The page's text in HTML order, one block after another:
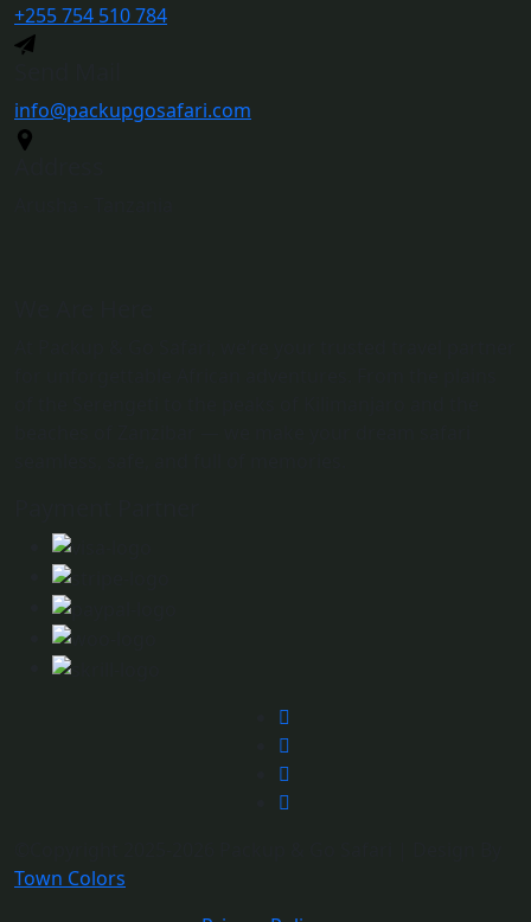
+255 754 510 784
info@packupgosafari.com
Town Colors